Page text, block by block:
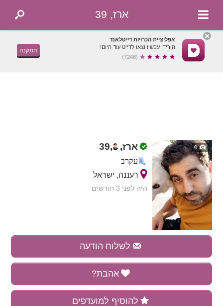
ארז, 39
אפליציית הכרויות דייטלאנד
הורידו עכשיו וצאו לדייט עוד היום!
(7248)
התקנה
4 ארז, ,
39
עקרב
רעננה, ישראל
היה לפני 3 חודשים
לשלוח הודעה
אהבת?
להוסיף למועדפים